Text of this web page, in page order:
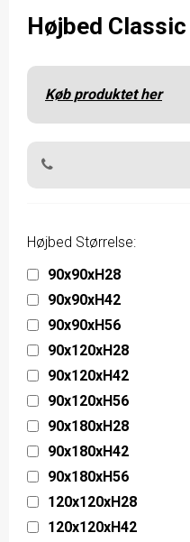
Højbed Classic
Køb produktet her
Højbed Størrelse:
90x90xH28
90x90xH42
90x90xH56
90x120xH28
90x120xH42
90x120xH56
90x180xH28
90x180xH42
90x180xH56
120x120xH28
120x120xH42